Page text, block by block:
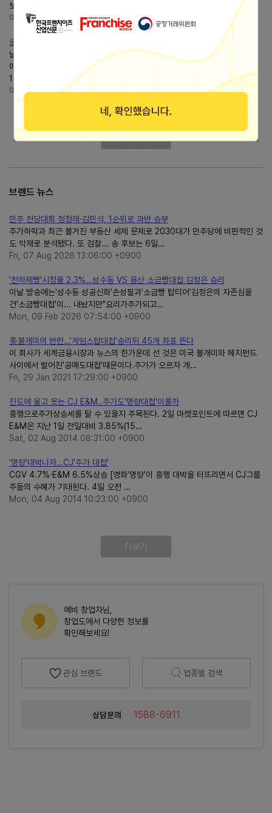
보를 보이던 로킷헬스케어의주가가 2026년 7월 28일과...
미주대첩
https://blog.naver.com/moneyoungo
로킷헬스케어주가13%폭락, 도대체 왜?
날주가는 장중 26% 급락해 2만8850원까지 밀렸다. 예상 시가총액... 여기
에 3월 발행한 625억원 규모 상환전환우선주가남긴 상처가... 52주 최고가
15만3800원과 비교하면 지금주가는 5분의 1 토막이다....
미주대첩
https://blog.naver.com/moneyoungo
브랜드 뉴스
민주 전당대회 정청래·김민석, 1순위로 과반 승부
주가하락과 최근 불거진 부동산 세제 문제로 2030대가 민주당에 비판적인 것
도 악재로 분석됐다. 또 검찰... 송 후보는 6일…
Fri, 07 Aug 2026 13:06:00 +0900
'천하제빵'시청률 2.3%…성수동 VS 용산 소금빵대첩,김정은 승리
이날 방송에는'성수동 성공신화'손성필과'소금빵 탑티어'김정은의 자존심을
건'소금빵대첩'이... 내놨지만"요리가주가되고…
Mon, 09 Feb 2026 07:54:00 +0900
美불개미의 반란…'게임스탑대첩'승리뒤 45개 좌표 뜬다
이 회사가 세계금융시장과 뉴스의 한가운데 선 것은 미국 불개미와 헤지펀드
사이에서 벌어진'공매도대첩'때문이다.주가가 오르자 개…
Fri, 29 Jan 2021 17:29:00 +0900
진도에 울고 웃는 CJ E&M..주가도'명량대첩'이룰까
흥행으로주가상승세를 탈 수 있을지 주목된다. 2일 마켓포인트에 따르면 CJ
E&M은 지난 1일 전일대비 3.85%(15…
Sat, 02 Aug 2014 08:31:00 +0900
'명량'대박나자…CJ'주가 대첩'
CGV 4.7%·E&M 6.5%상승 [영화'명량'이 흥행 대박을 터뜨리면서 CJ그룹
주들의 수혜가 기대된다. 4일 오전 …
Mon, 04 Aug 2014 10:23:00 +0900
더보기
예비 창업자님,
창업도에서 다양한 정보를
확인해보세요!
관심 브랜드 업종별 검색
상담문의 1588-6911